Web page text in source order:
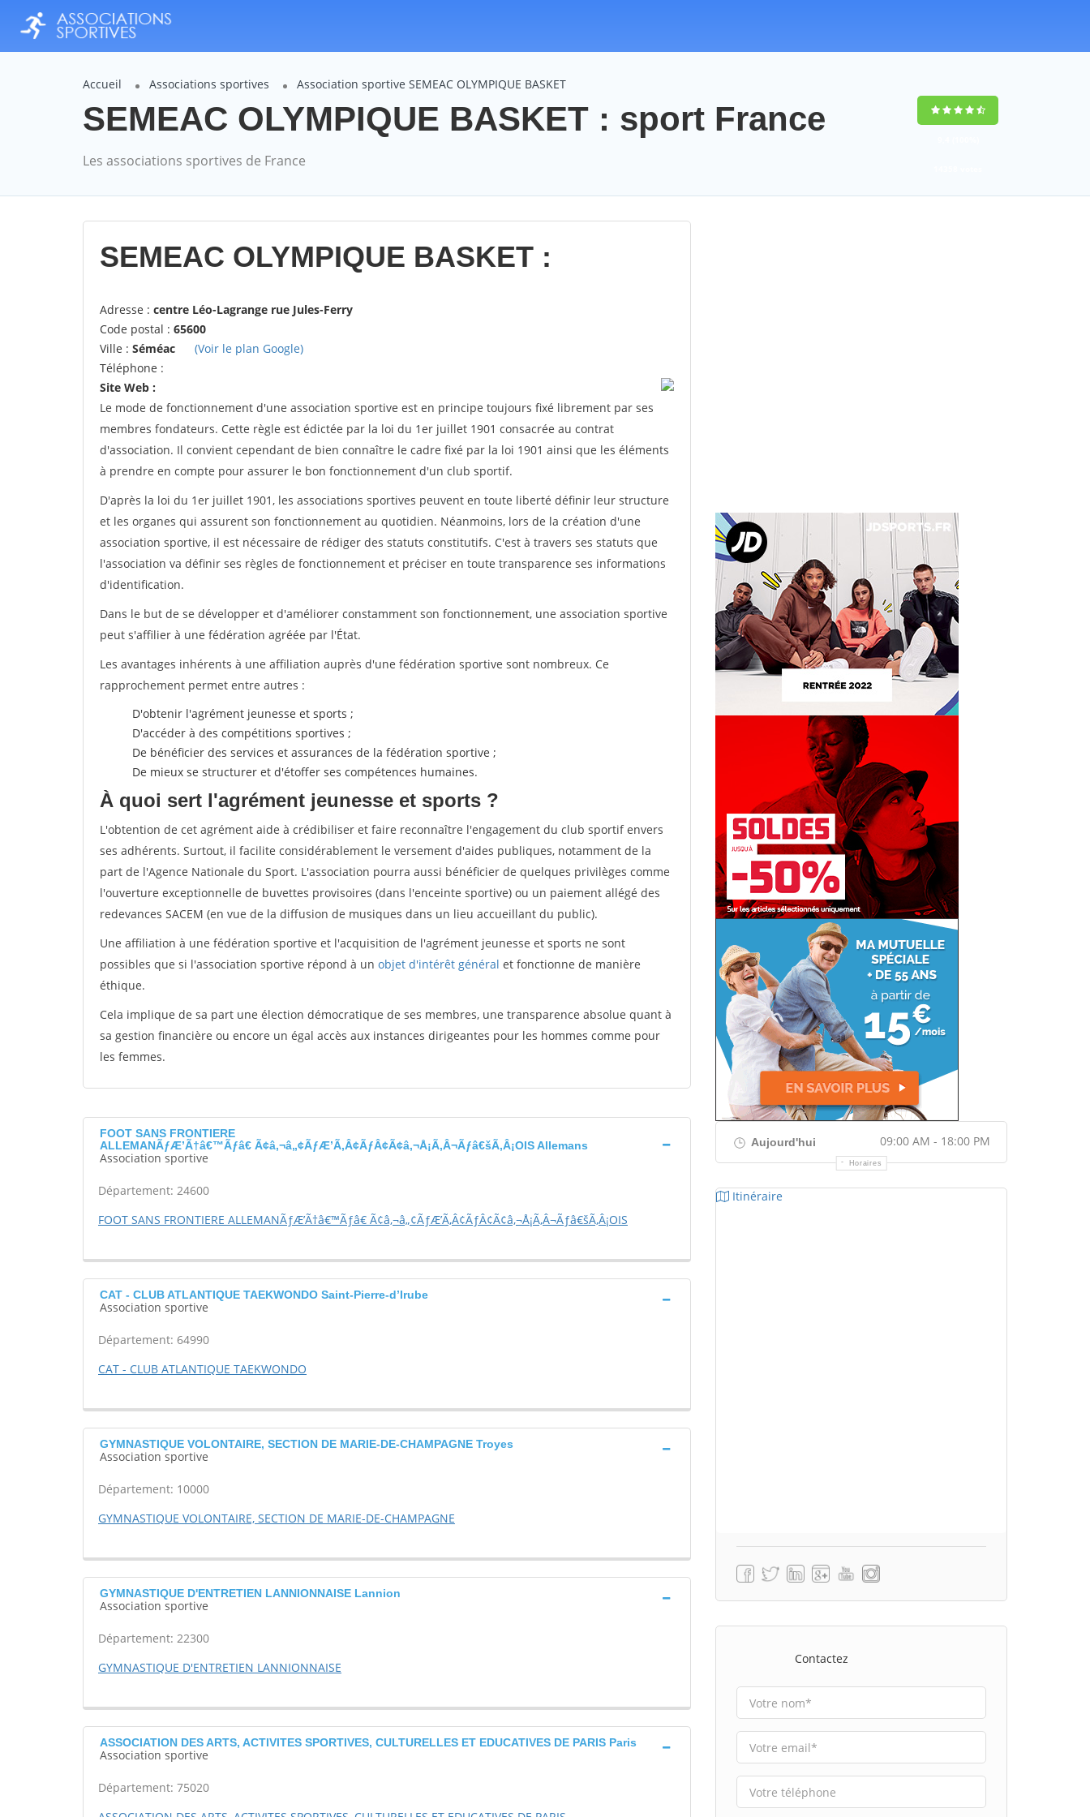
Accueil Associations sportives Association sportive SEMEAC OLYMPIQUE BASKET
SEMEAC OLYMPIQUE BASKET : sport France
Les associations sportives de France
SEMEAC OLYMPIQUE BASKET :
Adresse : centre Léo-Lagrange rue Jules-Ferry
Code postal : 65600
Ville : Séméac
(Voir le plan Google)
Téléphone :
Site Web :
Le mode de fonctionnement d'une association sportive est en principe toujours fixé librement par ses
membres fondateurs. Cette règle est édictée par la loi du 1er juillet 1901 consacrée au contrat
d'association. Il convient cependant de bien connaître le cadre fixé par la loi 1901 ainsi que les éléments
à prendre en compte pour assurer le bon fonctionnement d'un club sportif.
D'après la loi du 1er juillet 1901, les associations sportives peuvent en toute liberté définir leur structure
et les organes qui assurent son fonctionnement au quotidien. Néanmoins, lors de la création d'une
association sportive, il est nécessaire de rédiger des statuts constitutifs. C'est à travers ses statuts que
l'association va définir ses règles de fonctionnement et préciser en toute transparence ses informations
d'identification.
Dans le but de se développer et d'améliorer constamment son fonctionnement, une association sportive
peut s'affilier à une fédération agréée par l'État.
Les avantages inhérents à une affiliation auprès d'une fédération sportive sont nombreux. Ce
rapprochement permet entre autres :
D'obtenir l'agrément jeunesse et sports ;
D'accéder à des compétitions sportives ;
De bénéficier des services et assurances de la fédération sportive ;
De mieux se structurer et d'étoffer ses compétences humaines.
À quoi sert l'agrément jeunesse et sports ?
L'obtention de cet agrément aide à crédibiliser et faire reconnaître l'engagement du club sportif envers
ses adhérents. Surtout, il facilite considérablement le versement d'aides publiques, notamment de la
part de l'Agence Nationale du Sport. L'association pourra aussi bénéficier de quelques privilèges comme
l'ouverture exceptionnelle de buvettes provisoires (dans l'enceinte sportive) ou un paiement allégé des
redevances SACEM (en vue de la diffusion de musiques dans un lieu accueillant du public).
Une affiliation à une fédération sportive et l'acquisition de l'agrément jeunesse et sports ne sont
possibles que si l'association sportive répond à un objet d'intérêt général et fonctionne de manière
éthique.
Cela implique de sa part une élection démocratique de ses membres, une transparence absolue quant à
sa gestion financière ou encore un égal accès aux instances dirigeantes pour les hommes comme pour
les femmes.
FOOT SANS FRONTIERE
ALLEMANÃƒÆ’Ã†â€™Ãƒâ€ Ã¢â‚¬â„¢ÃƒÆ’Ã‚Â¢ÃƒÂ¢Ã¢â‚¬Å¡Ã‚Â¬Ãƒâ€šÃ‚Â¡OIS Allemans
Association sportive
Département: 24600
FOOT SANS FRONTIERE ALLEMANÃƒÆ’Ã†â€™Ãƒâ€ Ã¢â‚¬â„¢ÃƒÆ’Ã‚Â¢ÃƒÂ¢Ã¢â‚¬Å¡Ã‚Â¬Ãƒâ€šÃ‚Â¡OIS
CAT - CLUB ATLANTIQUE TAEKWONDO Saint-Pierre-d’Irube
Association sportive
Département: 64990
CAT - CLUB ATLANTIQUE TAEKWONDO
GYMNASTIQUE VOLONTAIRE, SECTION DE MARIE-DE-CHAMPAGNE Troyes
Association sportive
Département: 10000
GYMNASTIQUE VOLONTAIRE, SECTION DE MARIE-DE-CHAMPAGNE
GYMNASTIQUE D'ENTRETIEN LANNIONNAISE Lannion
Association sportive
Département: 22300
GYMNASTIQUE D'ENTRETIEN LANNIONNAISE
ASSOCIATION DES ARTS, ACTIVITES SPORTIVES, CULTURELLES ET EDUCATIVES DE PARIS Paris
Association sportive
Département: 75020
Aujourd'hui 09:00 AM - 18:00 PM
Horaires
Itinéraire
Contactez